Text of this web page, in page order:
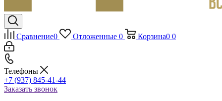
Сравнение0 Отложенные 0 Корзина0 0
Телефоны
+7 (937) 845-41-44
Заказать звонок